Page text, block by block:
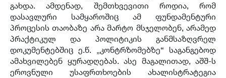
გახდა. ამდენად, შემთხვევითი როდია, რომ
დასავლური სამყაროშიც ამ ფუნდამენტური
პროცესის თაობაზე არა მარტო მსჯელობენ, არამედ
პრაქტიკულ და პოლიტიკის განმსაზღვრელ
დოკუმენტებშიც ე.წ. „კონტრზომებზე“ საგანგებოდ
ამახვილებენ ყურადღებას. ასე მაგალითად, აშშ-ს
ეროვნული უსაფრთხოების ახალისტრატეგია